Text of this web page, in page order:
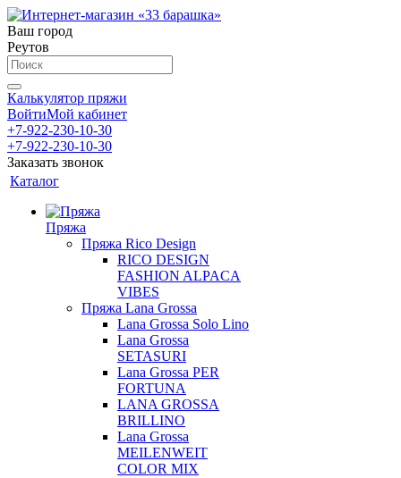
Ваш город
Реутов
Калькулятор пряжи
ВойтиМой кабинет
+7-922-230-10-30
+7-922-230-10-30
Заказать звонок
Каталог
Пряжа
Пряжа Rico Design
RICO DESIGN
FASHION ALPACA
VIBES
Пряжа Lana Grossa
Lana Grossa Solo Lino
Lana Grossa
SETASURI
Lana Grossa PER
FORTUNA
LANA GROSSA
BRILLINO
Lana Grossa
MEILENWEIT
COLOR MIX